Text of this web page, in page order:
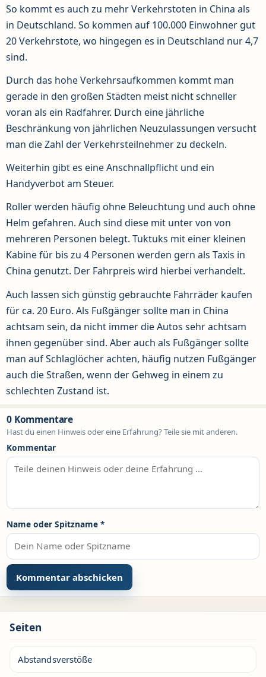
So kommt es auch zu mehr Verkehrstoten in China als
in Deutschland. So kommen auf 100.000 Einwohner gut
20 Verkehrstote, wo hingegen es in Deutschland nur 4,7
sind.
Durch das hohe Verkehrsaufkommen kommt man
gerade in den großen Städten meist nicht schneller
voran als ein Radfahrer. Durch eine jährliche
Beschränkung von jährlichen Neuzulassungen versucht
man die Zahl der Verkehrsteilnehmer zu deckeln.
Weiterhin gibt es eine Anschnallpflicht und ein
Handyverbot am Steuer.
Roller werden häufig ohne Beleuchtung und auch ohne
Helm gefahren. Auch sind diese mit unter von von
mehreren Personen belegt. Tuktuks mit einer kleinen
Kabine für bis zu 4 Personen werden gern als Taxis in
China genutzt. Der Fahrpreis wird hierbei verhandelt.
Auch lassen sich günstig gebrauchte Fahrräder kaufen
für ca. 20 Euro. Als Fußgänger sollte man in China
achtsam sein, da nicht immer die Autos sehr achtsam
ihnen gegenüber sind. Aber auch als Fußgänger sollte
man auf Schlaglöcher achten, häufig nutzen Fußgänger
auch die Straßen, wenn der Gehweg in einem zu
schlechten Zustand ist.
0 Kommentare
Hast du einen Hinweis oder eine Erfahrung? Teile sie mit anderen.
Kommentar
Name oder Spitzname *
Seiten
Abstandsverstöße